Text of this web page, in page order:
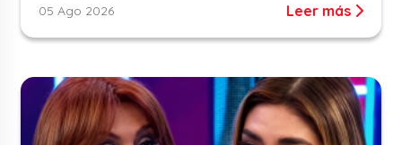
05 Ago 2026 Leer más